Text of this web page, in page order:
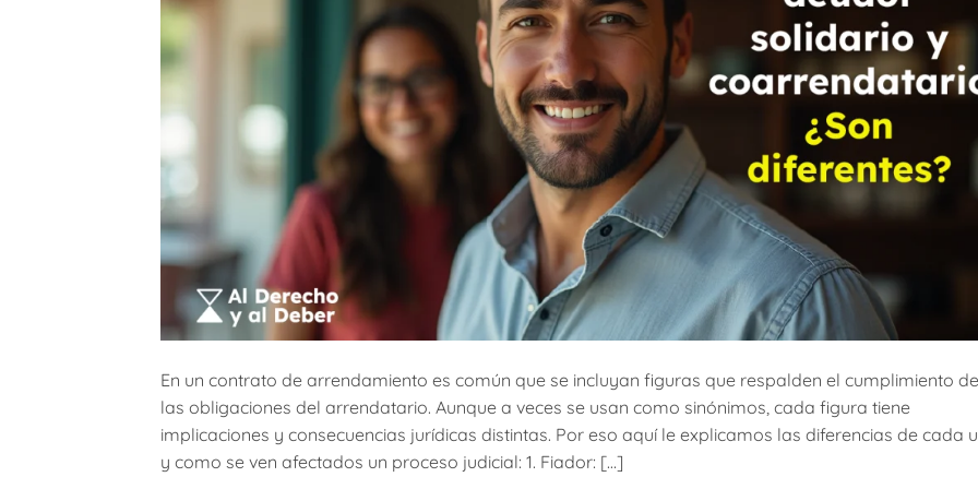
En un contrato de arrendamiento es común que se incluyan figuras que respalden el cumplimiento de
las obligaciones del arrendatario. Aunque a veces se usan como sinónimos, cada figura tiene
implicaciones y consecuencias jurídicas distintas. Por eso aquí le explicamos las diferencias de cada
y como se ven afectados un proceso judicial: 1. Fiador: […]